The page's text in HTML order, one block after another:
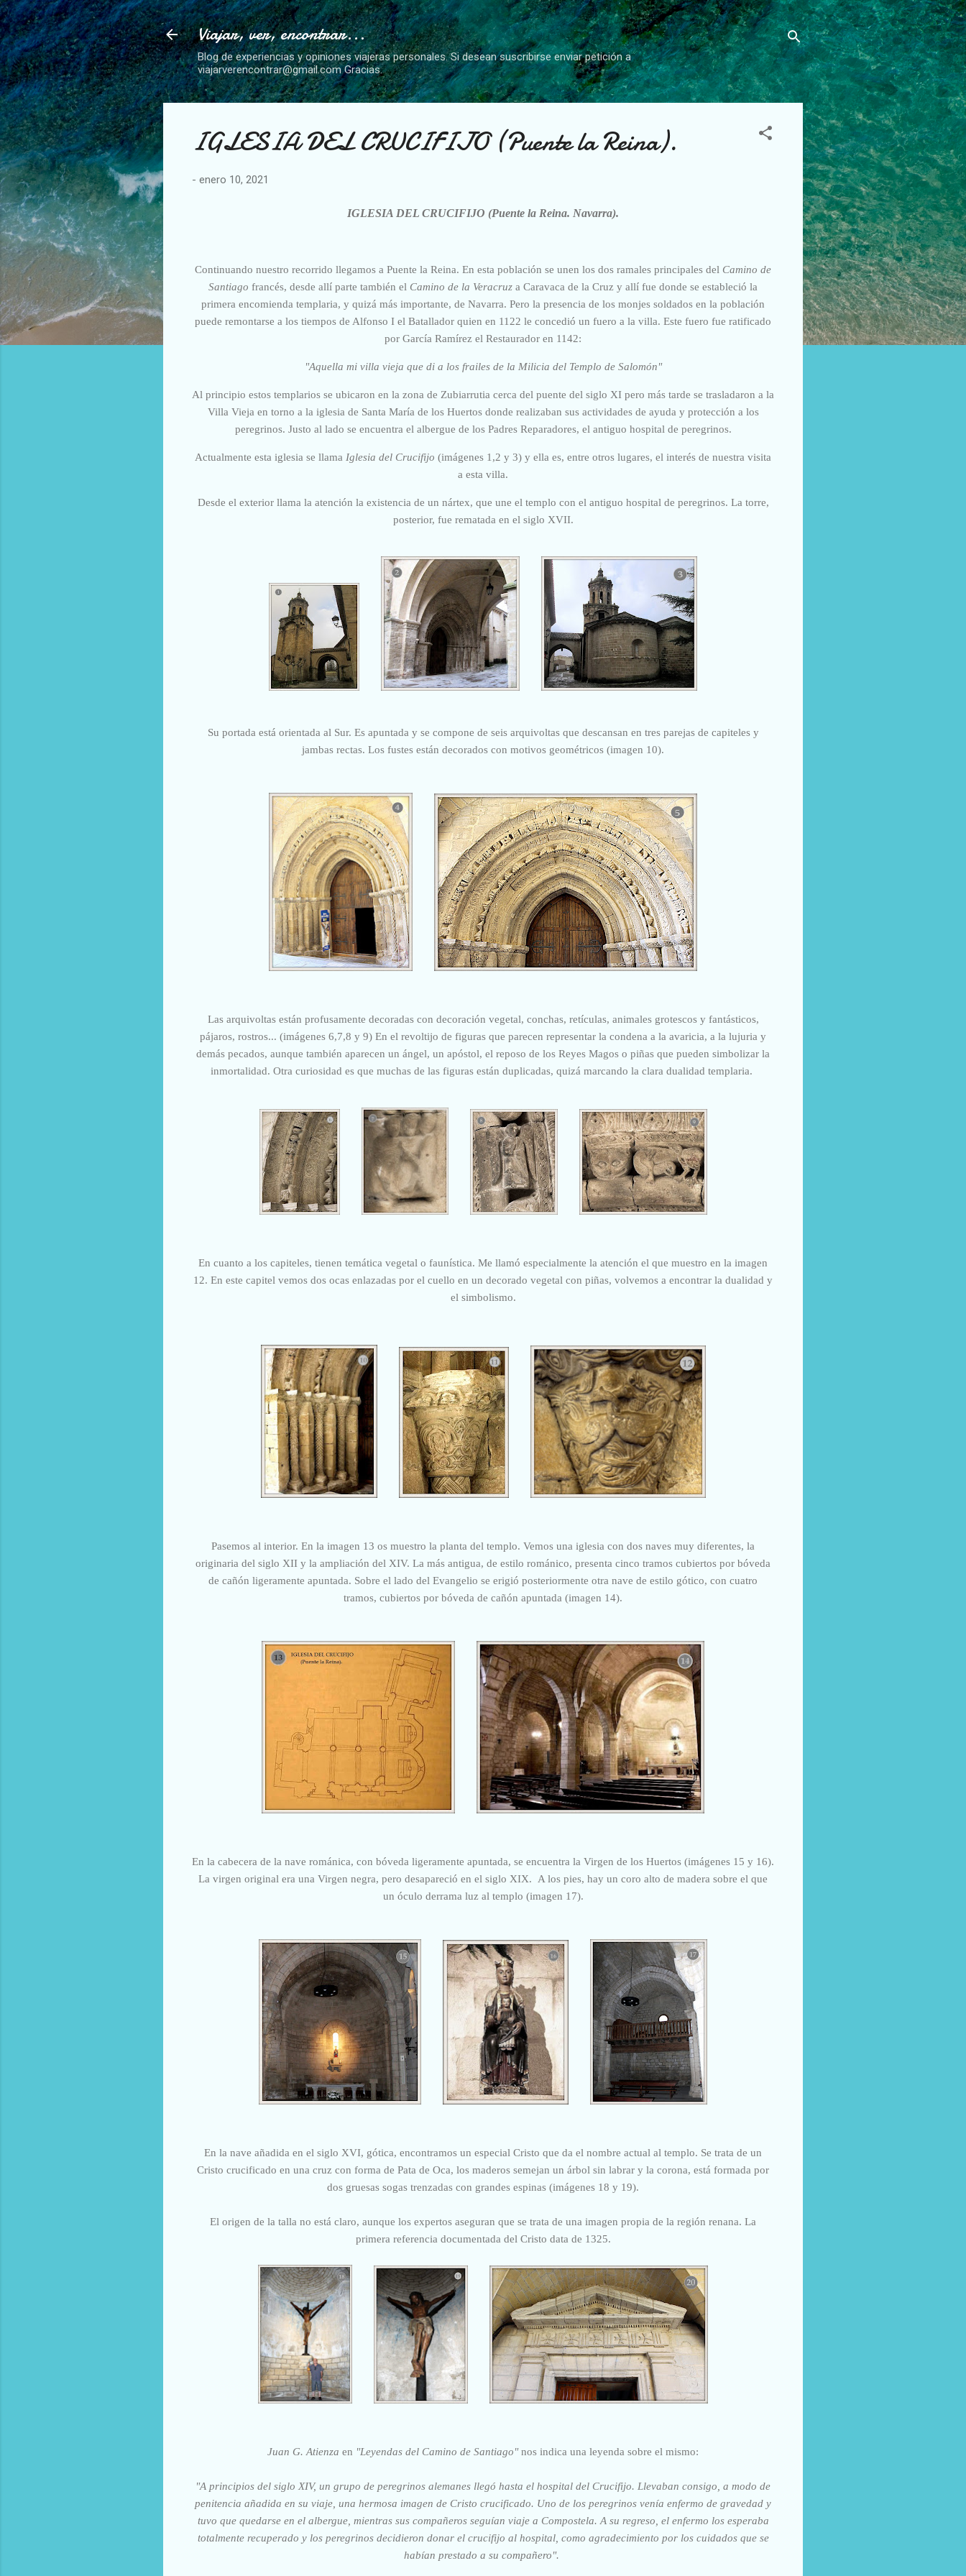
Ir al contenido principal
Viajar, ver, encontrar...
Blog de experiencias y opiniones viajeras personales. Si desean suscribirse enviar petición a
viajarverencontrar@gmail.com Gracias.
IGLESIA DEL CRUCIFIJO (Puente la Reina).
- enero 10, 2021
IGLESIA DEL CRUCIFIJO (Puente la Reina. Navarra).
Continuando nuestro recorrido llegamos a Puente la Reina. En esta población se unen los dos ramales principales del Camino de
Santiago francés, desde allí parte también el Camino de la Veracruz a Caravaca de la Cruz y allí fue donde se estableció la
primera encomienda templaria, y quizá más importante, de Navarra. Pero la presencia de los monjes soldados en la población
puede remontarse a los tiempos de Alfonso I el Batallador quien en 1122 le concedió un fuero a la villa. Este fuero fue ratificado
por García Ramírez el Restaurador en 1142:
"Aquella mi villa vieja que di a los frailes de la Milicia del Templo de Salomón"
Al principio estos templarios se ubicaron en la zona de Zubiarrutia cerca del puente del siglo XI pero más tarde se trasladaron a la
Villa Vieja en torno a la iglesia de Santa María de los Huertos donde realizaban sus actividades de ayuda y protección a los
peregrinos. Justo al lado se encuentra el albergue de los Padres Reparadores, el antiguo hospital de peregrinos.
Actualmente esta iglesia se llama Iglesia del Crucifijo (imágenes 1,2 y 3) y ella es, entre otros lugares, el interés de nuestra visita
a esta villa.
Desde el exterior llama la atención la existencia de un nártex, que une el templo con el antiguo hospital de peregrinos. La torre,
posterior, fue rematada en el siglo XVII.
Su portada está orientada al Sur. Es apuntada y se compone de seis arquivoltas que descansan en tres parejas de capiteles y
jambas rectas. Los fustes están decorados con motivos geométricos (imagen 10).
Las arquivoltas están profusamente decoradas con decoración vegetal, conchas, retículas, animales grotescos y fantásticos,
pájaros, rostros... (imágenes 6,7,8 y 9) En el revoltijo de figuras que parecen representar la condena a la avaricia, a la lujuria y
demás pecados, aunque también aparecen un ángel, un apóstol, el reposo de los Reyes Magos o piñas que pueden simbolizar la
inmortalidad. Otra curiosidad es que muchas de las figuras están duplicadas, quizá marcando la clara dualidad templaria.
En cuanto a los capiteles, tienen temática vegetal o faunística. Me llamó especialmente la atención el que muestro en la imagen
12. En este capitel vemos dos ocas enlazadas por el cuello en un decorado vegetal con piñas, volvemos a encontrar la dualidad y
el simbolismo.
Pasemos al interior. En la imagen 13 os muestro la planta del templo. Vemos una iglesia con dos naves muy diferentes, la
originaria del siglo XII y la ampliación del XIV. La más antigua, de estilo románico, presenta cinco tramos cubiertos por bóveda
de cañón ligeramente apuntada. Sobre el lado del Evangelio se erigió posteriormente otra nave de estilo gótico, con cuatro
tramos, cubiertos por bóveda de cañón apuntada (imagen 14).
En la cabecera de la nave románica, con bóveda ligeramente apuntada, se encuentra la Virgen de los Huertos (imágenes 15 y 16).
La virgen original era una Virgen negra, pero desapareció en el siglo XIX. A los pies, hay un coro alto de madera sobre el que
un óculo derrama luz al templo (imagen 17).
En la nave añadida en el siglo XVI, gótica, encontramos un especial Cristo que da el nombre actual al templo. Se trata de un
Cristo crucificado en una cruz con forma de Pata de Oca, los maderos semejan un árbol sin labrar y la corona, está formada por
dos gruesas sogas trenzadas con grandes espinas (imágenes 18 y 19).
El origen de la talla no está claro, aunque los expertos aseguran que se trata de una imagen propia de la región renana. La
primera referencia documentada del Cristo data de 1325.
Juan G. Atienza en "Leyendas del Camino de Santiago"nos indica una leyenda sobre el mismo:
"A principios del siglo XIV, un grupo de peregrinos alemanes llegó hasta el hospital del Crucifijo. Llevaban consigo, a modo de
penitencia añadida en su viaje, una hermosa imagen de Cristo crucificado. Uno de los peregrinos venía enfermo de gravedad y
tuvo que quedarse en el albergue, mientras sus compañeros seguían viaje a Compostela. A su regreso, el enfermo los esperaba
totalmente recuperado y los peregrinos decidieron donar el crucifijo al hospital, como agradecimiento por los cuidados que se
habían prestado a su compañero".